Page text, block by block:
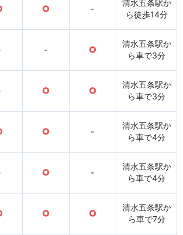
○ -
清水五条駅か
ら徒歩14分
- ○
清水五条駅か
ら車で3分
○ ○
清水五条駅か
ら車で3分
○ -
清水五条駅か
ら車で4分
○ -
清水五条駅か
ら車で4分
○ ○
清水五条駅か
ら車で7分